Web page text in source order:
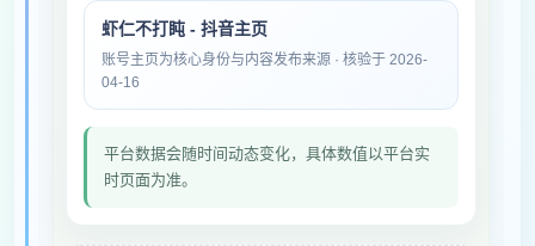
虾仁不打盹 - 抖音主页
账号主页为核心身份与内容发布来源 · 核验于 2026-
04-16
平台数据会随时间动态变化，具体数值以平台实
时页面为准。